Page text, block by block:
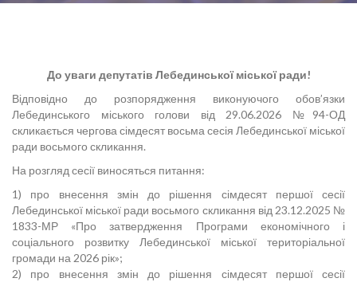
До уваги депутатів Лебединської міської ради!
Відповідно до розпорядження виконуючого обов’язки
Лебединського міського голови від 29.06.2026 №94-ОД
скликається чергова сімдесят восьма сесія Лебединської міської
ради восьмого скликання.
На розгляд сесії виносяться питання:
1) про внесення змін до рішення сімдесят першої сесії
Лебединської міської ради восьмого скликання від 23.12.2025 №
1833-МР «Про затвердження Програми економічного і
соціального розвитку Лебединської міської територіальної
громади на 2026 рік»;
2) про внесення змін до рішення сімдесят першої сесії